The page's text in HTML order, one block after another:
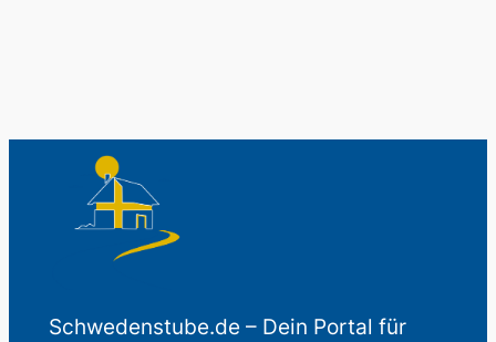
Schwedenstube.de – Dein Portal für